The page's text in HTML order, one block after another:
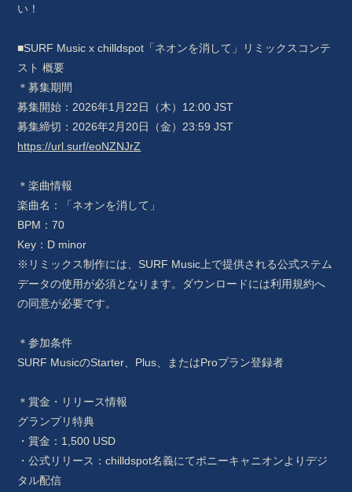
い！
■SURF Music x chilldspot「ネオンを消して」リミックスコンテ
スト 概要
＊募集期間
募集開始：2026年1月22日（木）12:00 JST
募集締切：2026年2月20日（金）23:59 JST
https://url.surf/eoNZNJrZ
＊楽曲情報
楽曲名：「ネオンを消して」
BPM：70
Key：D minor
※リミックス制作には、SURF Music上で提供される公式ステム
データの使用が必須となります。ダウンロードには利用規約へ
の同意が必要です。
＊参加条件
SURF MusicのStarter、Plus、またはProプラン登録者
＊賞金・リリース情報
グランプリ特典
・賞金：1,500 USD
・公式リリース：chilldspot名義にてポニーキャニオンよりデジ
タル配信